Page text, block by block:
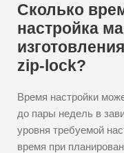
Сколько
настройка
zip-lock?
Время настройки
до пары недель в
уровня требуемой
время при